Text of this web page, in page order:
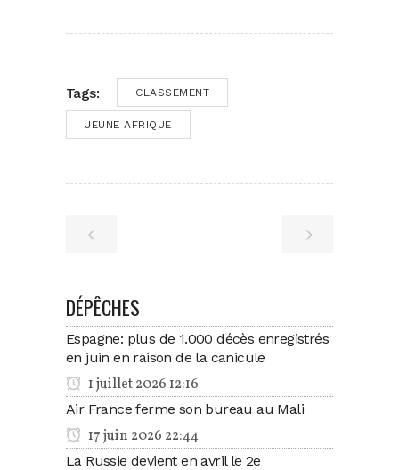
Tags: CLASSEMENT
JEUNE AFRIQUE
DÉPÊCHES
Espagne: plus de 1.000 décès enregistrés
en juin en raison de la canicule
1 juillet 2026 12:16
Air France ferme son bureau au Mali
17 juin 2026 22:44
La Russie devient en avril le 2e